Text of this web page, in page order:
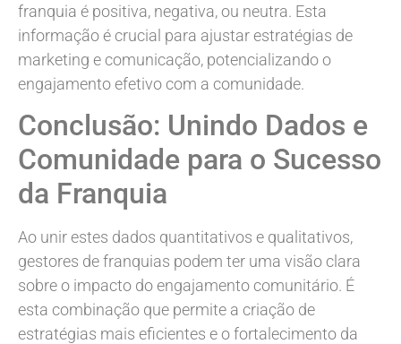
franquia é positiva, negativa, ou neutra. Esta
informação é crucial para ajustar estratégias de
marketing e comunicação, potencializando o
engajamento efetivo com a comunidade.
Conclusão: Unindo Dados e
Comunidade para o Sucesso
da Franquia
Ao unir estes dados quantitativos e qualitativos,
gestores de franquias podem ter uma visão clara
sobre o impacto do engajamento comunitário. É
esta combinação que permite a criação de
estratégias mais eficientes e o fortalecimento da